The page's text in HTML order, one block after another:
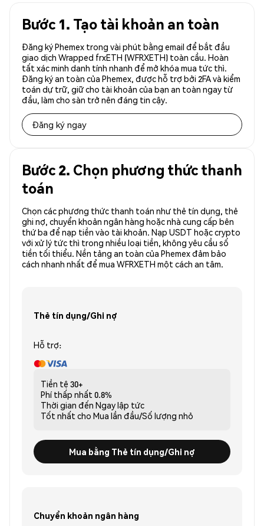
Bước 1. Tạo tài khoản an toàn
Đăng ký Phemex trong vài phút bằng email để bắt đầu
giao dịch Wrapped frxETH (WFRXETH) toàn cầu. Hoàn
tất xác minh danh tính nhanh để mở khóa mua tức thì.
Đăng ký an toàn của Phemex, được hỗ trợ bởi 2FA và kiểm
toán dự trữ, giữ cho tài khoản của bạn an toàn ngay từ
đầu, làm cho sàn trở nên đáng tin cậy.
Đăng ký ngay
Bước 2. Chọn phương thức thanh
toán
Chọn các phương thức thanh toán như thẻ tín dụng, thẻ
ghi nợ, chuyển khoản ngân hàng hoặc nhà cung cấp bên
thứ ba để nạp tiền vào tài khoản. Nạp USDT hoặc crypto
với xử lý tức thì trong nhiều loại tiền, không yêu cầu số
tiền tối thiểu. Nền tảng an toàn của Phemex đảm bảo
cách nhanh nhất để mua WFRXETH một cách an tâm.
Thẻ tín dụng/Ghi nợ
Hỗ trợ:
Tiền tệ 30+
Phí thấp nhất 0.8%
Thời gian đến Ngay lập tức
Tốt nhất cho Mua lần đầu/Số lượng nhỏ
Mua bằng Thẻ tín dụng/Ghi nợ
Chuyển khoản ngân hàng